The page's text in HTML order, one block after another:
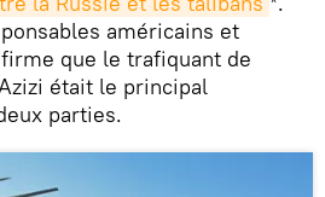
américains et
que le trafiquant de
était le principal
parties.